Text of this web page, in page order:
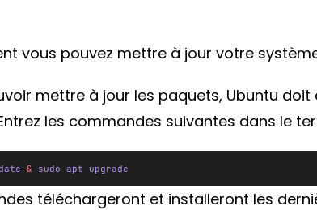
vous pouvez mettre à jour votre
mettre à jour les paquets, Ubuntu
les commandes suivantes dans le
& sudo apt upgrade
téléchargeront et installeront les